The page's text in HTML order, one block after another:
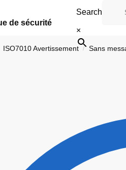
Search
×
ISO7010 Avertissement / Sans